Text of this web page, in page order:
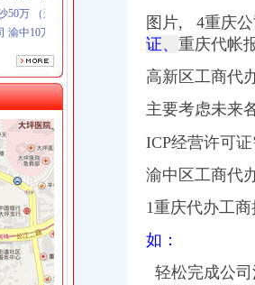
中120万 （增资）
限公司重庆分公司 渝江 （工商注册）
天地分公司 渝中 （工商注册）
北10010万 (进出口权)
任公司 渝九1000万 （增资）
九50万 （工商注册）
渝中50万 （工商注册）
渝江 （工商注册）
万 （进出口权）
渝中10万 （工商注册）
中120万 （增资）
限公司重庆分公司 渝江 （工商注册）
地分公司 渝中 （工商注册）
册、商标注册_财务会计_商贸服务网络服
牌,供应商】-中国制造网,武汉网通知
流程_法律知识-法律咨询上中顾法律网
公司注册资金有什么要求-太原58同城
有限公司网站
商务服务-互动百科
图片, 4重庆公
证、 重庆代帐
高新区工商代
主要考虑未来
ICP经营许可
渝中区工商代
1重庆代办工
如：
轻松完成公